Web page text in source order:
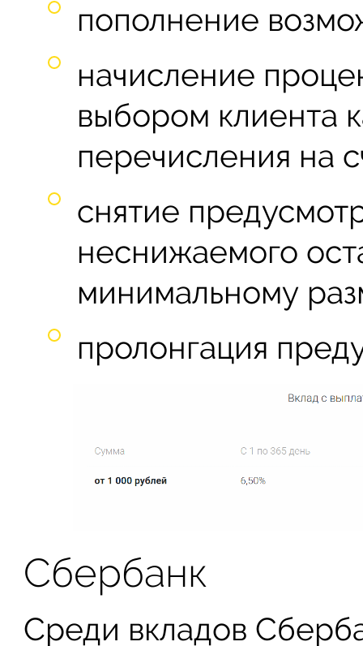
пополнение
начисление
выбором клиента
перечисления на
снятие
неснижаемого
минимальному
пролонгация
Сбербанк
Среди вкладов